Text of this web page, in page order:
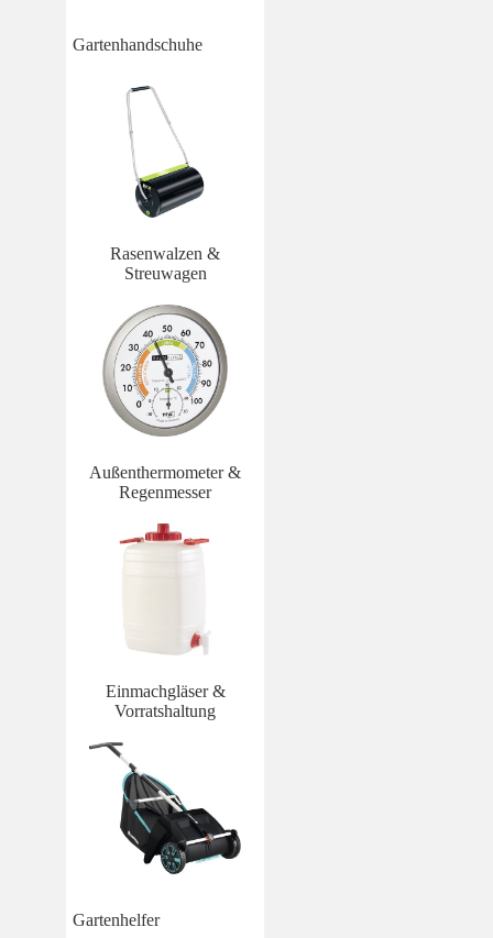
Gartenhandschuhe
Rasenwalzen &
Streuwagen
Außenthermometer &
Regenmesser
Einmachgläser &
Vorratshaltung
Gartenhelfer